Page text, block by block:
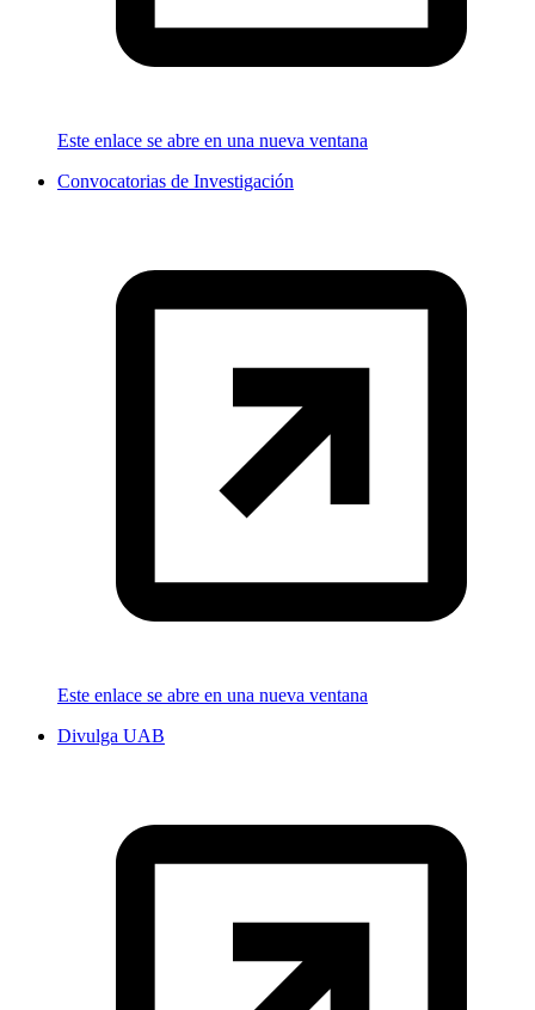
Este enlace se abre en una nueva ventana
Convocatorias de Investigación
Este enlace se abre en una nueva ventana
Divulga UAB